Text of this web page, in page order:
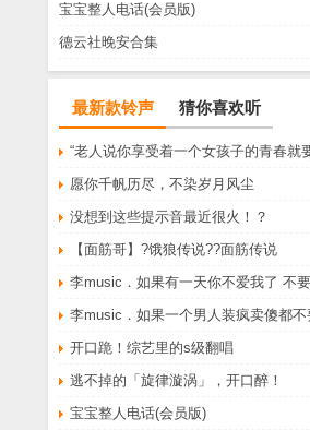
宝宝整人电话(会员版)
德云社晚安合集
最新款铃声 猜你喜欢听
愿你千帆历尽，不染岁月风尘
没想到这些提示音最近很火！？
【面筋哥】?饿狼传说??面筋传说
李music．如果有一天你不爱我了 不
开口跪！综艺里的s级翻唱
逃不掉的「旋律漩涡」，开口醉！
宝宝整人电话(会员版)